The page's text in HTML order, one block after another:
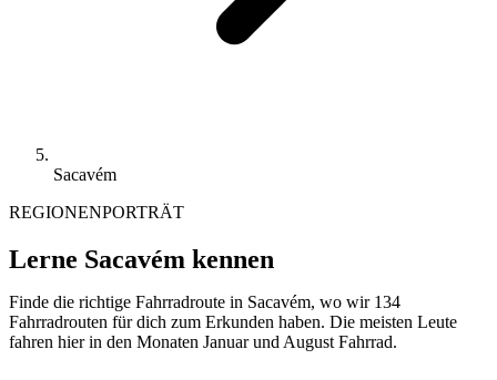
Sacavém
REGIONENPORTRÄT
Lerne Sacavém kennen
Finde die richtige Fahrradroute in Sacavém, wo wir 134
Fahrradrouten für dich zum Erkunden haben. Die meisten Leute
fahren hier in den Monaten Januar und August Fahrrad.